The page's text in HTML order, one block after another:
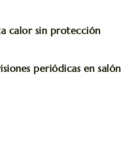
calor sin protección
periódicas en salón